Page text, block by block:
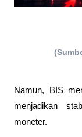
Namun, BIS
menjadikan
moneter.